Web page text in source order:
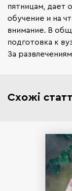
пятницам, дает
обучение и на
внимание. В
подготовка к
За
Схожі